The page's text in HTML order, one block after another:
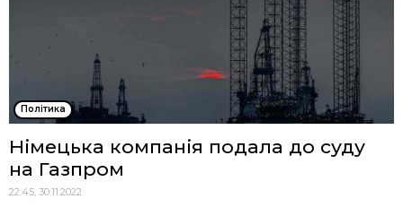
Політика
Німецька компанія подала до суду
на Газпром
22:45, 30.11.2022